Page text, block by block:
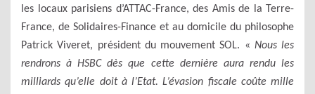
les locaux parisiens d’ATTAC-France, des Amis de la Terre-
France, de Solidaires-Finance et au domicile du philosophe
Patrick Viveret, président du mouvement SOL. « Nous les
rendrons à HSBC dès que cette dernière aura rendu les
milliards qu’elle doit à l’Etat. L’évasion fiscale coûte mille